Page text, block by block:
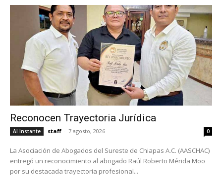
Reconocen Trayectoria Jurídica
Al Instante staff - 7 agosto, 2026 0
La Asociación de Abogados del Sureste de Chiapas A.C. (AASCHAC)
entregó un reconocimiento al abogado Raúl Roberto Mérida Moo
por su destacada trayectoria profesional...